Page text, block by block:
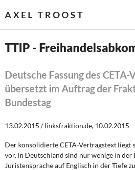
AXEL TROOST
Themen
Steuer- und Finanzpolitik
TTIP -
Deutsche Fassung des
übersetzt im Auftrag der
Bundestag
13.02.2015 / linksfraktion.de, 10.02.2015
Der konsolidierte CETA-Vertragstext liegt
vor. In Deutschland sind nur wenige in der
Juristensprache auf Englisch in der Tiefe